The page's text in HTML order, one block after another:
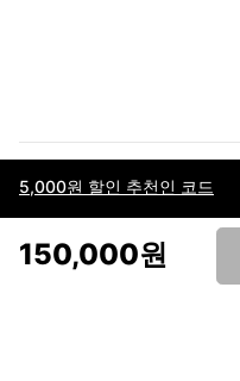
5,000원 할인 추천인 코드
150,000원
이용약관고객센터판매개